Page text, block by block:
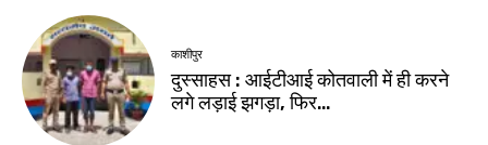
काशीपुर
दुस्साहस : आईटीआई कोतवाली में ही करने
लगे लड़ाई झगड़ा, फिर…